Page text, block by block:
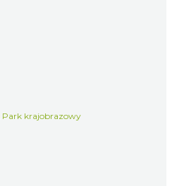
Park krajobrazowy